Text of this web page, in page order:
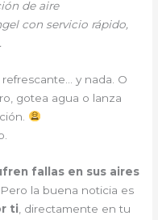
de aire
con servicio rápido,
y nada. O
gotea agua o lanza
fallas en sus aires
. Pero la buena noticia es
ti , directamente en tu